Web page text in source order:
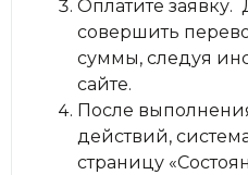
Оплатите заявку.
совершить
суммы, следуя
сайте.
После
действий,
страницу